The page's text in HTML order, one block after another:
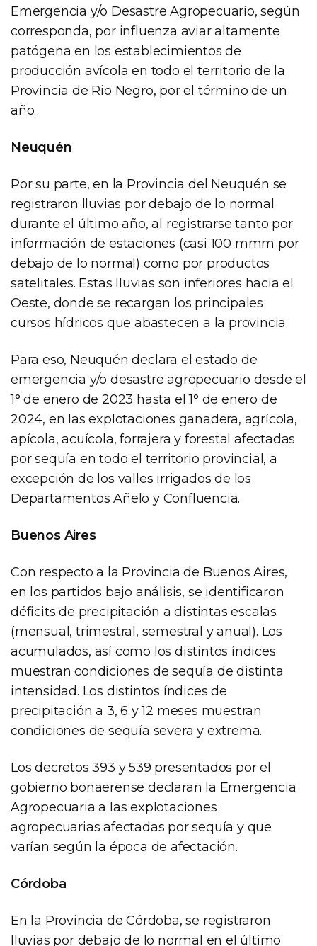
Emergencia y/o Desastre Agropecuario, según
corresponda, por influenza aviar altamente
patógena en los establecimientos de
producción avícola en todo el territorio de la
Provincia de Rio Negro, por el término de un
año.
Neuquén
Por su parte, en la Provincia del Neuquén se
registraron lluvias por debajo de lo normal
durante el último año, al registrarse tanto por
información de estaciones (casi 100 mmm por
debajo de lo normal) como por productos
satelitales. Estas lluvias son inferiores hacia el
Oeste, donde se recargan los principales
cursos hídricos que abastecen a la provincia.
Para eso, Neuquén declara el estado de
emergencia y/o desastre agropecuario desde el
1° de enero de 2023 hasta el 1° de enero de
2024, en las explotaciones ganadera, agrícola,
apícola, acuícola, forrajera y forestal afectadas
por sequía en todo el territorio provincial, a
excepción de los valles irrigados de los
Departamentos Añelo y Confluencia.
Buenos Aires
Con respecto a la Provincia de Buenos Aires,
en los partidos bajo análisis, se identificaron
déficits de precipitación a distintas escalas
(mensual, trimestral, semestral y anual). Los
acumulados, así como los distintos índices
muestran condiciones de sequía de distinta
intensidad. Los distintos índices de
precipitación a 3, 6 y 12 meses muestran
condiciones de sequía severa y extrema.
Los decretos 393 y 539 presentados por el
gobierno bonaerense declaran la Emergencia
Agropecuaria a las explotaciones
agropecuarias afectadas por sequía y que
varían según la época de afectación.
Córdoba
En la Provincia de Córdoba, se registraron
lluvias por debajo de lo normal en el último